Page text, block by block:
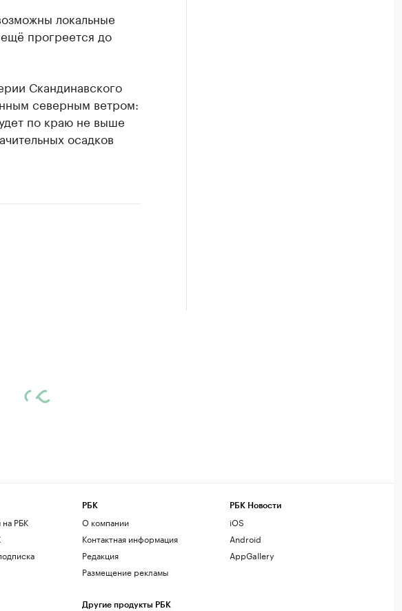
локальные
прогреется до
Скандинавского
северным ветром:
по краю не выше
осадков
РБК
РБК
О компании
Контактная информация
Редакция
Размещение рекламы
Другие продукты РБК
РБК Новости
iOS
Android
AppGallery